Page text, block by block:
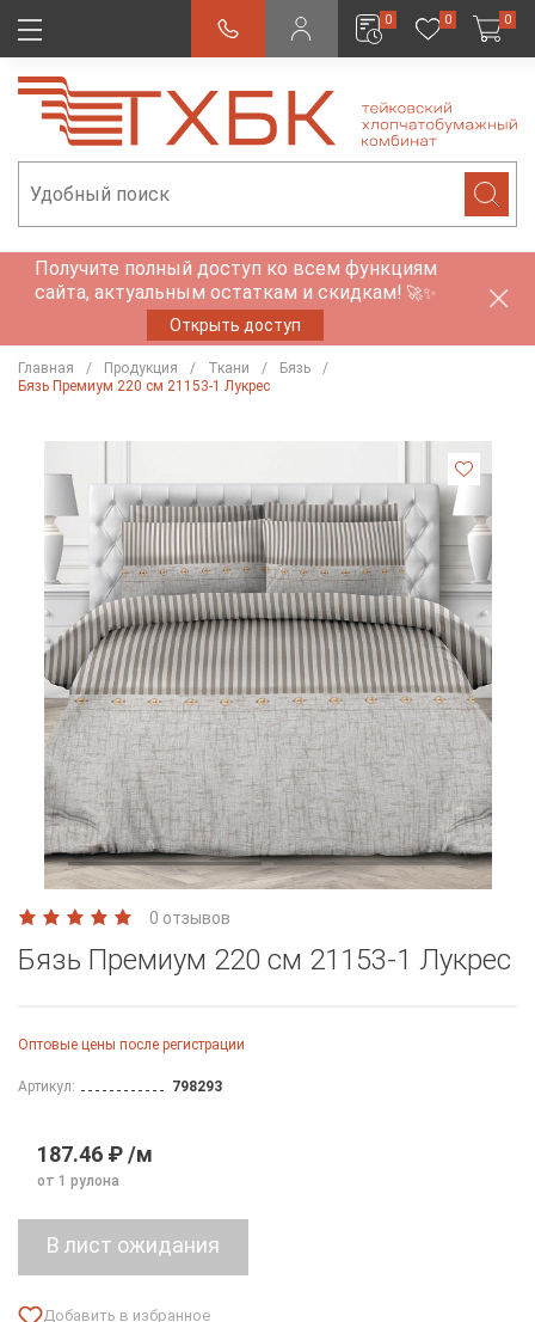
0 0 0
Получите полный доступ ко всем функциям
сайта, актуальным остаткам и скидкам! 🚀✨
Открыть доступ
Главная Продукция Ткани
Бязь
Бязь Премиум 220 см 21153-1 Лукрес
0 отзывов
Бязь Премиум 220 см 21153-1 Лукрес
Оптовые цены после регистрации
Артикул: 798293
187.46 ₽ /м
от 1 рулона